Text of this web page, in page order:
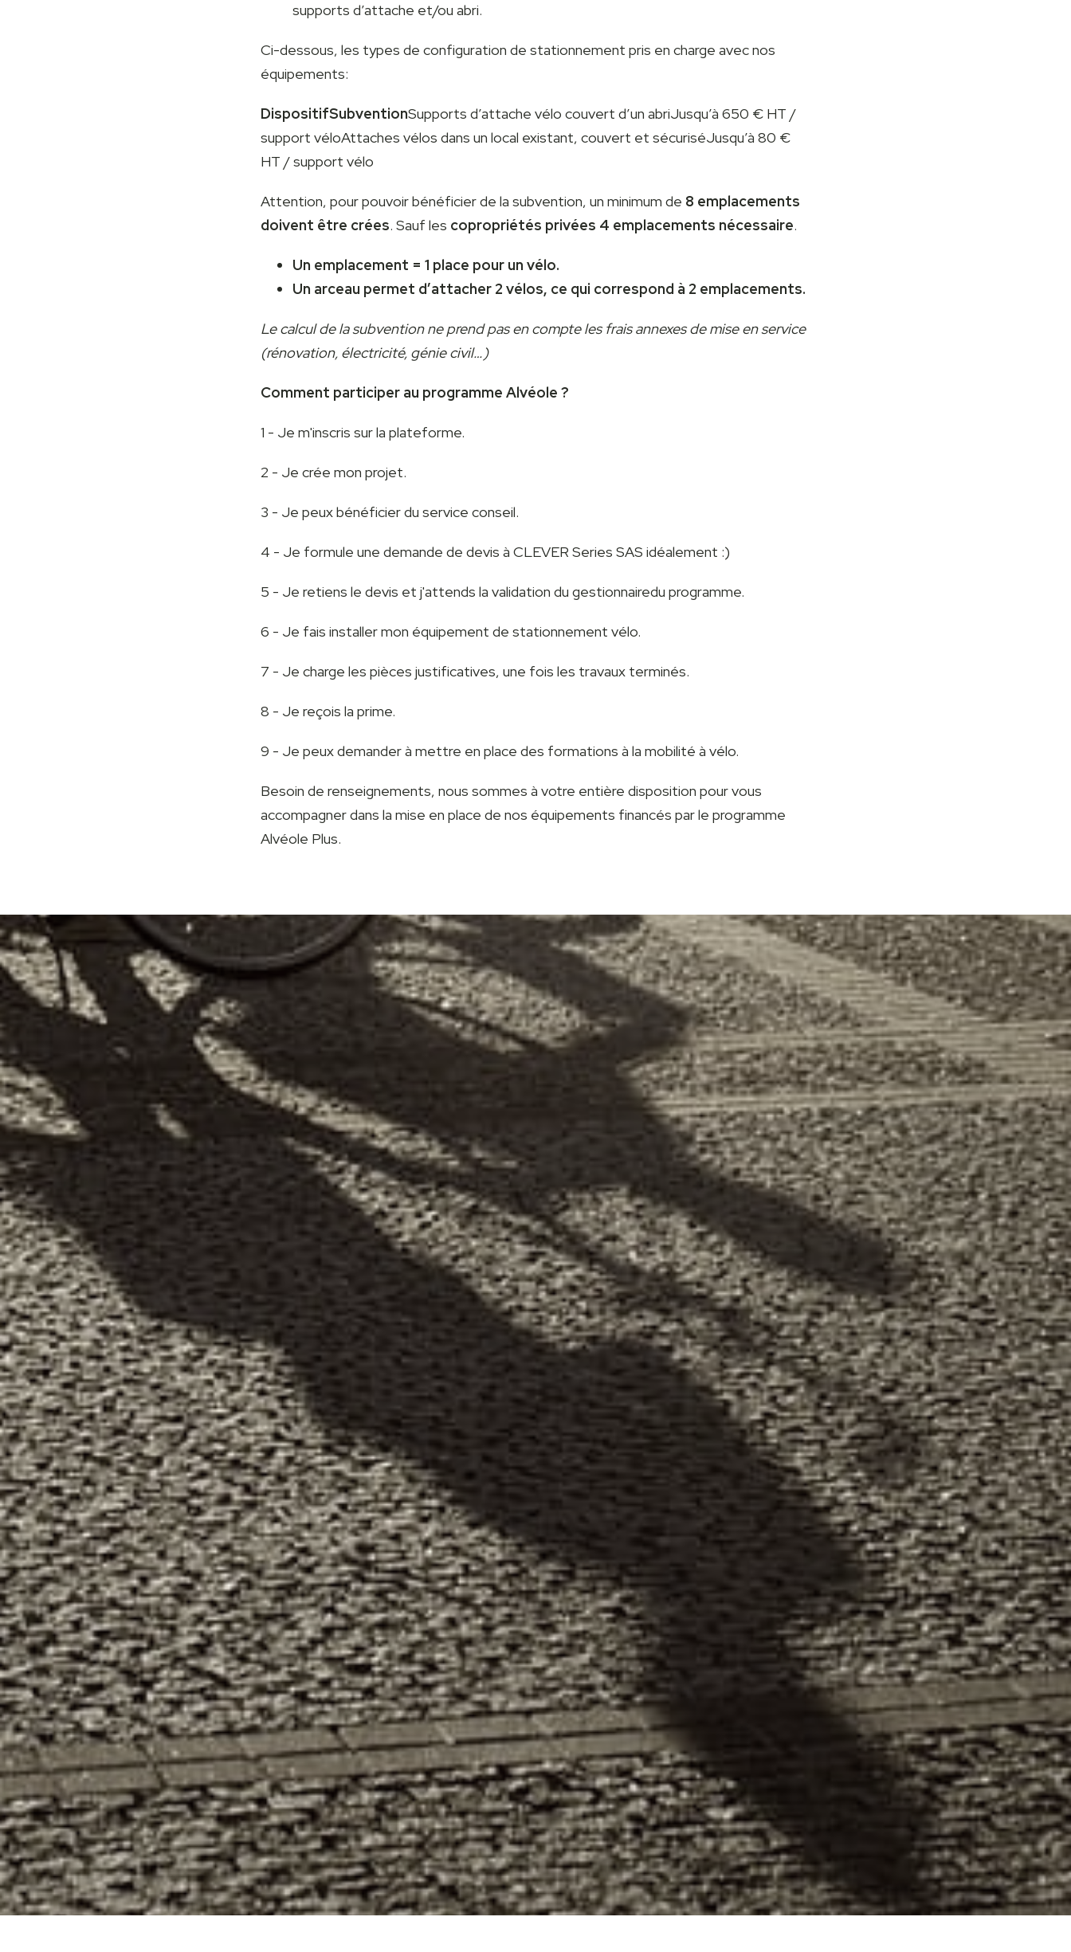
supports d’attache et/ou abri.
Ci-dessous, les types de configuration de stationnement pris en charge avec nos
équipements:
DispositifSubventionSupports d’attache vélo couvert d’un abriJusqu’à 650 € HT /
support véloAttaches vélos dans un local existant, couvert et sécuriséJusqu’à 80 €
HT / support vélo
Attention, pour pouvoir bénéficier de la subvention, un minimum de 8 emplacements
doivent être crées. Sauf les copropriétés privées 4 emplacements nécessaire.
Un emplacement = 1 place pour un vélo.
Un arceau permet d’attacher 2 vélos, ce qui correspond à 2 emplacements.
Le calcul de la subvention ne prend pas en compte les frais annexes de mise en service
(rénovation, électricité, génie civil…)
Comment participer au programme Alvéole ?
1 - Je m'inscris sur la plateforme.
2 - Je crée mon projet.
3 - Je peux bénéficier du service conseil.
4 - Je formule une demande de devis à CLEVER Series SAS idéalement :)
5 - Je retiens le devis et j'attends la validation du gestionnairedu programme.
6 - Je fais installer mon équipement de stationnement vélo.
7 - Je charge les pièces justificatives, une fois les travaux terminés.
8 - Je reçois la prime.
9 - Je peux demander à mettre en place des formations à la mobilité à vélo.
Besoin de renseignements, nous sommes à votre entière disposition pour vous
accompagner dans la mise en place de nos équipements financés par le programme
Alvéole Plus.